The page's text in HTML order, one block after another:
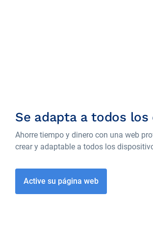
Se adapta a todos
Ahorre tiempo y dinero con una web
crear y adaptable a todos los
Active su página web